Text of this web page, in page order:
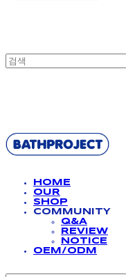
HOME
OUR
SHOP
COMMUNITY
Q&A
REVIEW
NOTICE
OEM/ODM